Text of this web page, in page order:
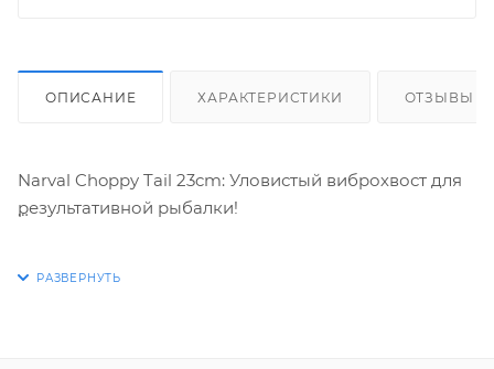
ОПИСАНИЕ ХАРАКТЕРИСТИКИ ОТЗЫВЫ
Narval Choppy Tail 23cm: Уловистый виброхвост для
результативной рыбалки!